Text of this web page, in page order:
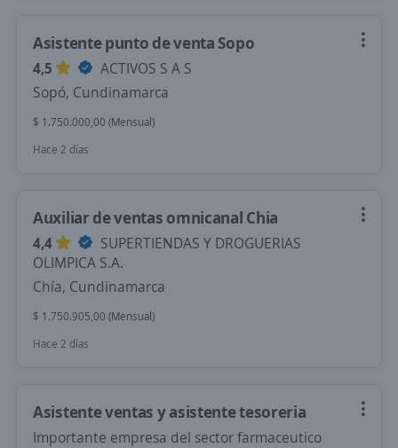
Asistente punto de venta Sopo
4,5
ACTIVOS S A S
Sopó, Cundinamarca
$ 1.750.000,00 (Mensual)
Hace 2 días
Auxiliar de ventas omnicanal Chia
4,4
SUPERTIENDAS Y DROGUERIAS
OLIMPICA S.A.
Chía, Cundinamarca
$ 1.750.905,00 (Mensual)
Hace 2 días
Asistente ventas y asistente tesoreria
Importante empresa del sector farmaceutico